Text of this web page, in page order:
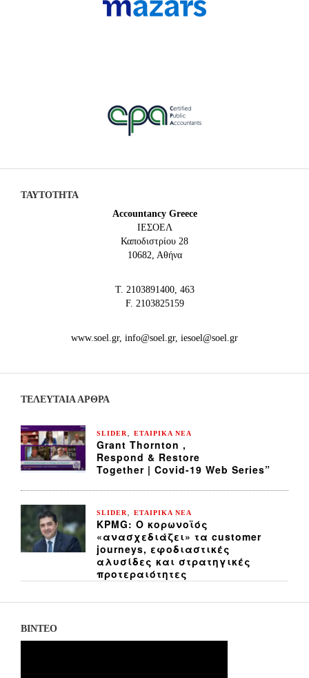
ΤΑΥΤΟΤΗΤΑ
Accountancy Greece
IEΣΟΕΛ
Καποδιστρίου 28
10682, Αθήνα
Τ. 2103891400, 463
F. 2103825159
www.soel.gr, info@soel.gr, iesoel@soel.gr
ΤΕΛΕΥΤΑΙΑ ΆΡΘΡΑ
SLIDER ΕΤΑΙΡΙΚΑ ΝΕΑ
Grant Thornton ,
Respond & Restore
Together | Covid-19 Web Series”
SLIDER ΕΤΑΙΡΙΚΑ ΝΕΑ
KPMG: Ο κορωνοϊός
«ανασχεδιάζει» τα customer
journeys, εφοδιαστικές
αλυσίδες και στρατηγικές
προτεραιότητες
ΒΙΝΤΕΟ